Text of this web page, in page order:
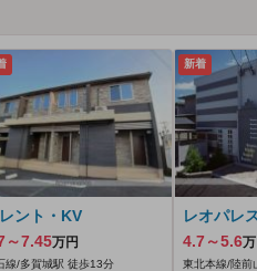
ント・KV
～7.45万円
線/多賀城駅 徒歩13分
新着
レオパレ
4.7～5.6
東北本線/陸前